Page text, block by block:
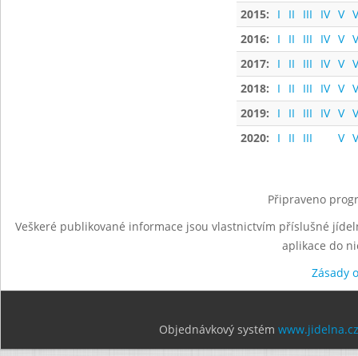
2015:
I II III IV V
2016:
I II III IV V
2017:
I II III IV V
2018:
I II III IV V
2019:
I II III IV V
2020:
I II III V
Připraveno
Veškeré publikované informace jsou vlastnictvím příslušné
aplikace do
Zásady
Objednávkový systém www.jidelna.cz